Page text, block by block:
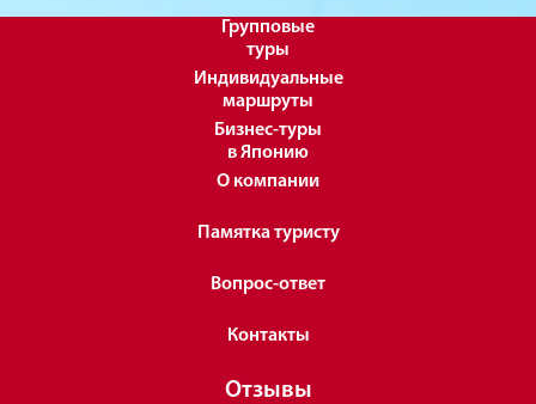
Групповые
туры
Индивидуальные
маршруты
Бизнес-туры
в Японию
О компании
Памятка туристу
Вопрос-ответ
Контакты
Отзывы